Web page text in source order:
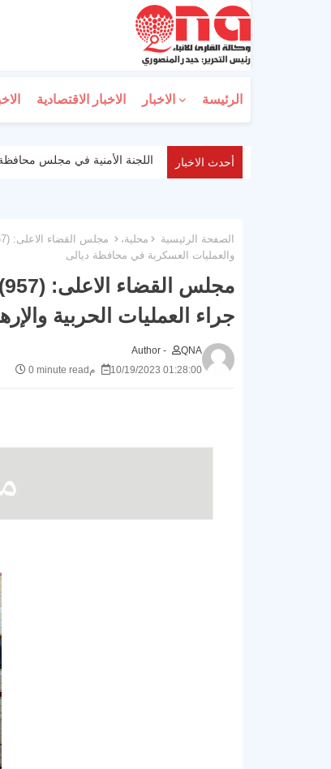
الرئيسة الاخبار الاخبار الاقتصادية
أحدث الاخبار اللجنة الأمنية في مجلس
الصفحة الرئيسية محلية،
والعمليات العسكرية في محافظة ديالى
جراء العمليات الحربية
Author -
QNA
10/19/2023 01:28:00 م
0 minute read